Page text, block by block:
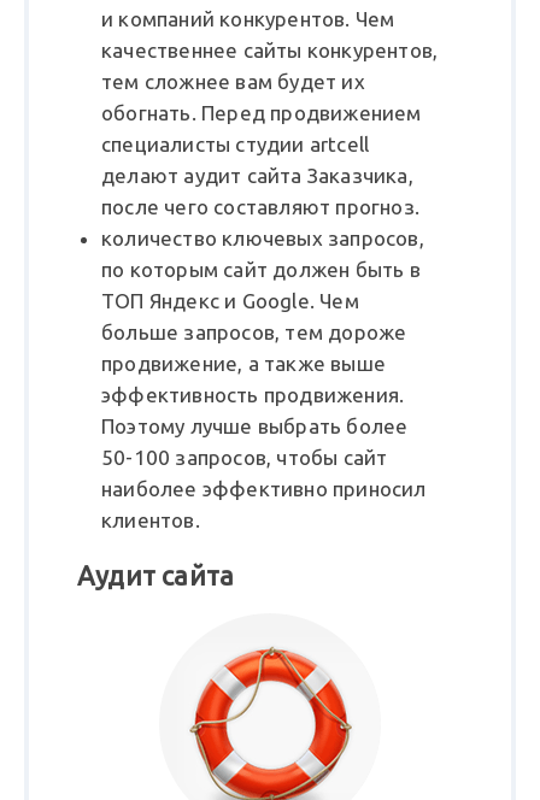
и компаний конкурентов. Чем
качественнее сайты конкурентов,
тем сложнее вам будет их
обогнать. Перед продвижением
специалисты студии artcell
делают аудит сайта Заказчика,
после чего составляют прогноз.
количество ключевых запросов,
по которым сайт должен быть в
ТОП Яндекс и Google. Чем
больше запросов, тем дороже
продвижение, а также выше
эффективность продвижения.
Поэтому лучше выбрать более
50-100 запросов, чтобы сайт
наиболее эффективно приносил
клиентов.
Аудит сайта